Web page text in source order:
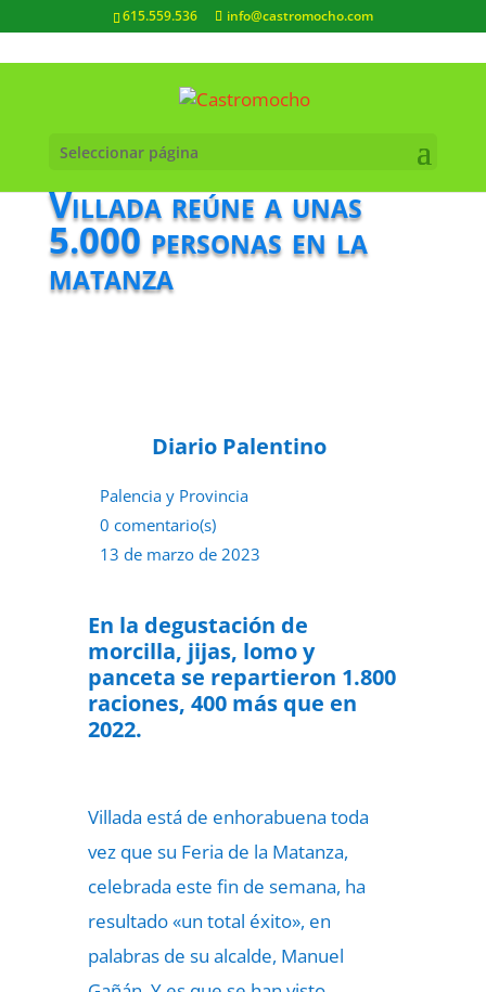
615.559.536 info@castromocho.com
Seleccionar página
Villada reúne a unas
5.000 personas en la
matanza
Diario Palentino
Palencia y Provincia
0 comentario(s)
13 de marzo de 2023
En la degustación de
morcilla, jijas, lomo y
panceta se repartieron 1.800
raciones, 400 más que en
2022.
Villada está de enhorabuena toda
vez que su Feria de la Matanza,
celebrada este fin de semana, ha
resultado «un total éxito», en
palabras de su alcalde, Manuel